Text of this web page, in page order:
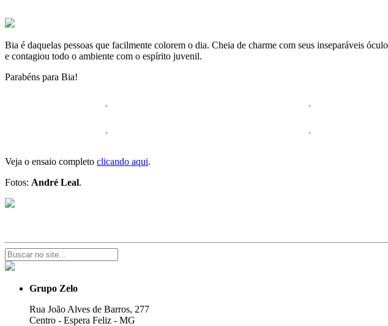
Bia é daquelas pessoas que facilmente colorem o dia. Cheia de charme com seus inseparáveis
e contagiou todo o ambiente com o espírito juvenil.
Parabéns para Bia!
Veja o ensaio completo clicando aqui.
Fotos: André Leal.
Grupo Zelo
Rua João Alves de Barros, 277
Centro - Espera Feliz - MG